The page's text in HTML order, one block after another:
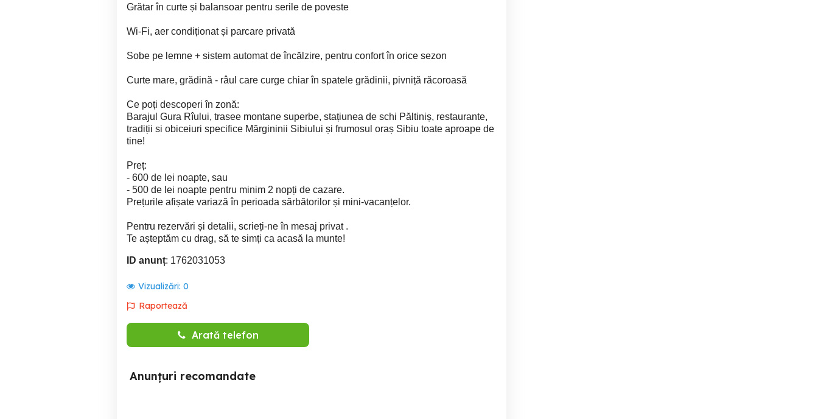
Grătar în curte și balansoar pentru serile de poveste
Wi-Fi, aer condiționat și parcare privată
Sobe pe lemne + sistem automat de încălzire, pentru confort în orice sezon
Curte mare, grădină - râul care curge chiar în spatele grădinii, pivniță răcoroasă
Ce poți descoperi în zonă:
Barajul Gura Rîului, trasee montane superbe, stațiunea de schi Păltiniș, restaurante,
tradiții si obiceiuri specifice Mărgininii Sibiului și frumosul oraș Sibiu toate aproape de
tine!
Preț:
- 600 de lei noapte, sau
- 500 de lei noapte pentru minim 2 nopți de cazare.
Prețurile afișate variază în perioada sărbătorilor și mini-vacanțelor.
Pentru rezervări și detalii, scrieți-ne în mesaj privat .
Te așteptăm cu drag, să te simți ca acasă la munte!
ID anunț: 1762031053
Vizualizări: 0
Raportează
Arată telefon
Anunțuri recomandate